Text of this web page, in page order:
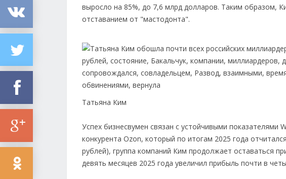
выросло на 85%, до 7,6 млрд долларов. Таким образом,
отставанием от "мастодонта".
Татьяна Ким
Успех бизнесвумен связан с устойчивыми показателями
конкурента Ozon, который по итогам 2025 года
рублей), группа компаний Ким продолжает оставаться
девять месяцев 2025 года увеличил прибыль почти в